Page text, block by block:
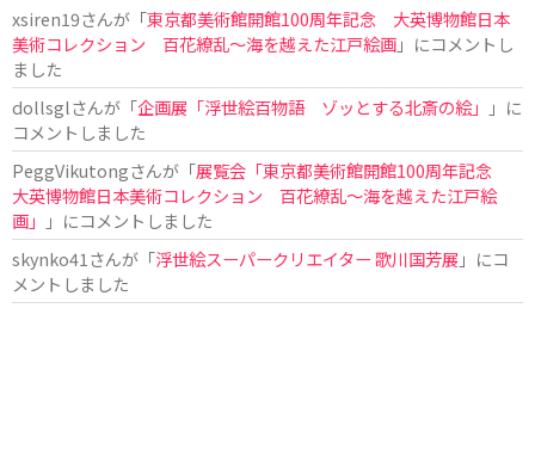
xsiren19さんが「東京都美術館開館100周年記念 大英博物館日本
美術コレクション 百花繚乱～海を越えた江戸絵画」にコメントし
ました
dollsglさんが「企画展「浮世絵百物語 ゾッとする北斎の絵」
」に
コメントしました
PeggVikutongさんが「展覧会「東京都美術館開館100周年記念
大英博物館日本美術コレクション 百花繚乱〜海を越えた江戸絵
画」
」にコメントしました
skynko41 さんが「浮世絵スーパークリエイター 歌川国芳展 」にコ
メントしました